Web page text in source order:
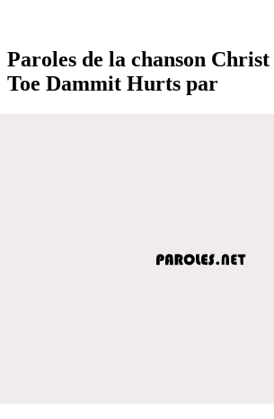
Paroles de la chanson
Toe Dammit Hurts par